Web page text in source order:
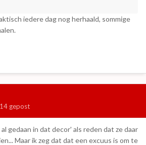
iedere dag nog herhaald, sommige
gepost
gedaan in dat decor' als reden dat ze daar
Maar ik zeg dat dat een excuus is om te